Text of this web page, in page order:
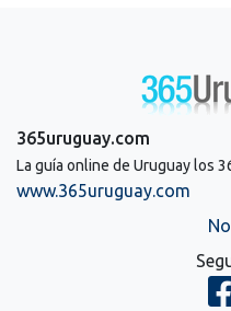
365uruguay.com
La guía online de Uruguay los
www.365uruguay.com